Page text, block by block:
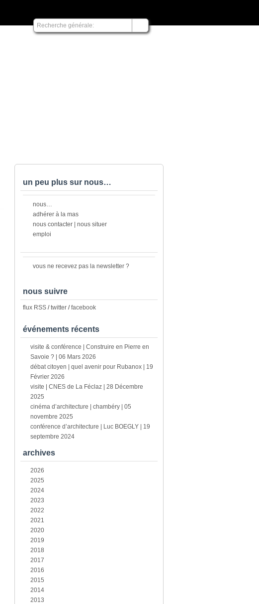
un peu plus sur nous…
nous…
adhérer à la mas
nous contacter | nous situer
emploi
vous ne recevez pas la newsletter ?
nous suivre
flux RSS /twitter /facebook
événements récents
visite & conférence | Construire en Pierre en
Savoie ? | 06 Mars 2026
débat citoyen | quel avenir pour Rubanox | 19
Février 2026
visite | CNES de La Féclaz | 28 Décembre
2025
cinéma d’architecture | chambéry | 05
novembre 2025
conférence d’architecture | Luc BOEGLY | 19
septembre 2024
archives
2026
2025
2024
2023
2022
2021
2020
2019
2018
2017
2016
2015
2014
2013